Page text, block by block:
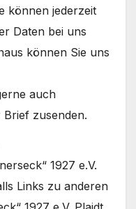
können jederzeit
Daten bei uns
können Sie uns
auch
zusenden.
1927 e.V.
Links zu anderen